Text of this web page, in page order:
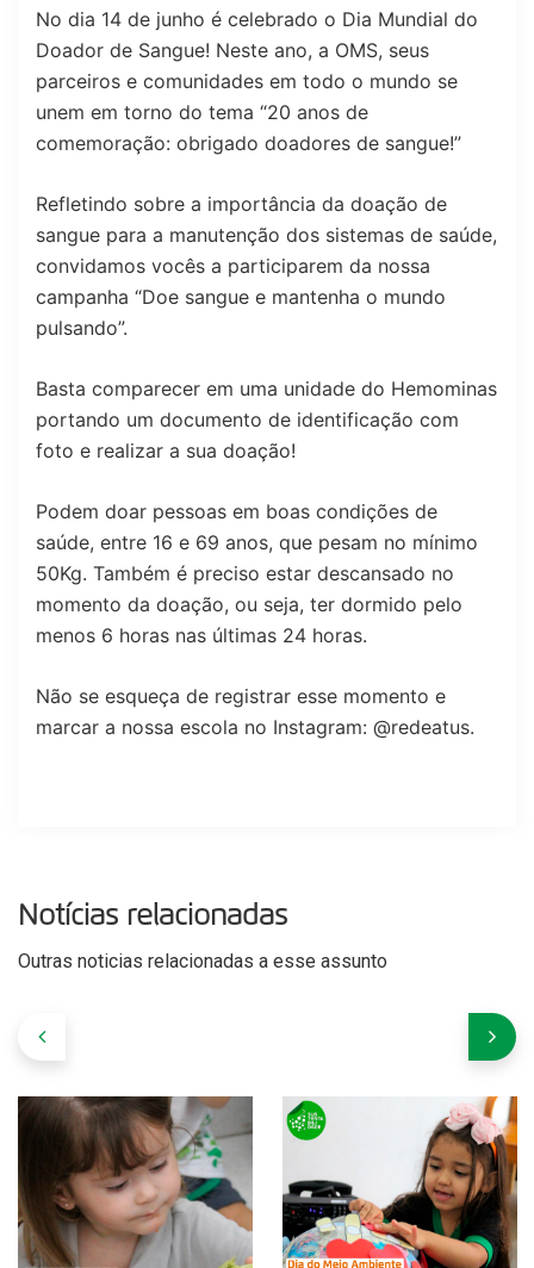
No dia 14 de junho é celebrado o Dia Mundial do
Doador de Sangue! Neste ano, a OMS, seus
parceiros e comunidades em todo o mundo se
unem em torno do tema “20 anos de
comemoração: obrigado doadores de sangue!”
Refletindo sobre a importância da doação de
sangue para a manutenção dos sistemas de saúde,
convidamos vocês a participarem da nossa
campanha “Doe sangue e mantenha o mundo
pulsando”.
Basta comparecer em uma unidade do Hemominas
portando um documento de identificação com
foto e realizar a sua doação!
Podem doar pessoas em boas condições de
saúde, entre 16 e 69 anos, que pesam no mínimo
50Kg. Também é preciso estar descansado no
momento da doação, ou seja, ter dormido pelo
menos 6 horas nas últimas 24 horas.
Não se esqueça de registrar esse momento e
marcar a nossa escola no Instagram: @redeatus.
Notícias relacionadas
Outras noticias relacionadas a esse assunto